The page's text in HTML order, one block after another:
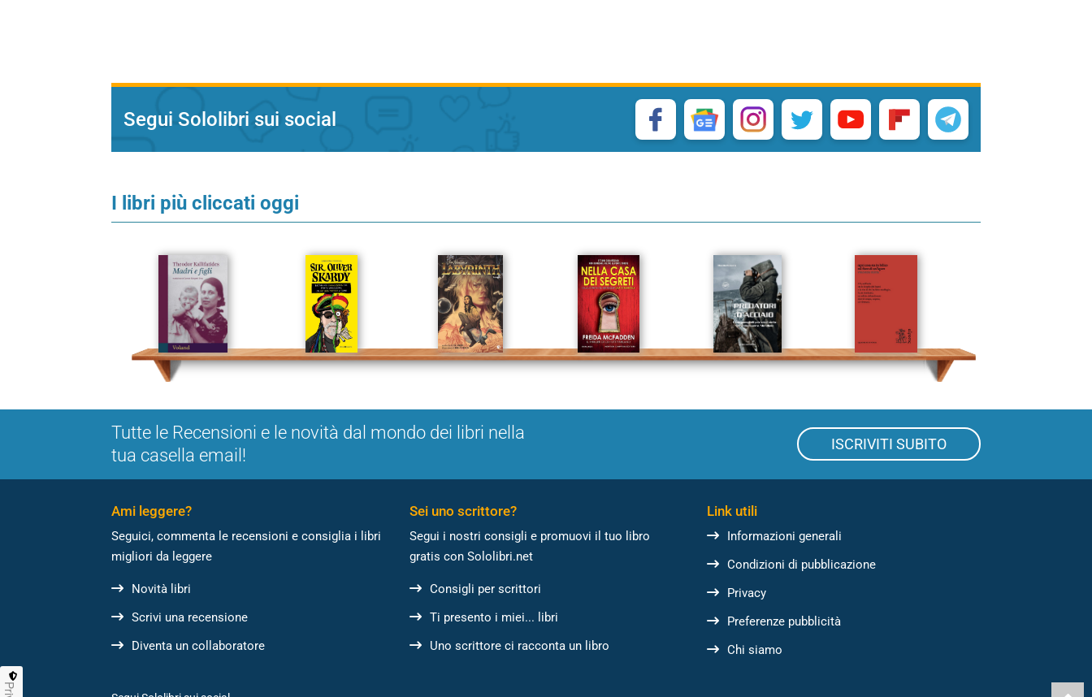
Segui Sololibri sui social
I libri più cliccati oggi
Tutte le Recensioni e le novità dal mondo dei libri nella
tua casella email!
ISCRIVITI SUBITO
Ami leggere?
Seguici, commenta le recensioni e consiglia i libri
migliori da leggere
Novità libri
Scrivi una recensione
Diventa un collaboratore
Sei uno scrittore?
Segui i nostri consigli e promuovi il tuo libro
gratis con Sololibri.net
Consigli per scrittori
Ti presento i miei... libri
Uno scrittore ci racconta un libro
Link utili
Informazioni generali
Condizioni di pubblicazione
Privacy
Preferenze pubblicità
Chi siamo